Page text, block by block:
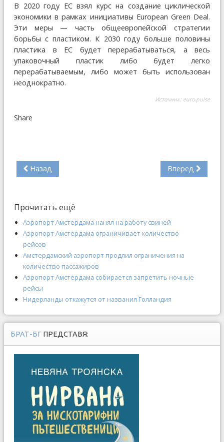
В 2020 году ЕС взял курс на создание циклической
экономики в рамках инициативы European Green Deal.
Эти меры — часть общеевропейской стратегии
борьбы с пластиком. К 2030 году больше половины
пластика в ЕС будет перерабатываться, а весь
упаковочный пластик либо будет легко
перерабатываемым, либо может быть использован
неоднократно.
Источник: euro-pulse
Share
Назад Вперед
Прочитать ещё
Аэропорт Амстердама нанял на работу свиней
Аэропорт Амстердама ограничивает количество
рейсов
Амстердамский аэропорт продлил ограничения на
количество пассажиров
Аэропорт Амстердама собирается запретить ночные
рейсы
Нидерланды откажутся от названия Голландия
БРАТ-БГ ПРЕДСТАВЯ: